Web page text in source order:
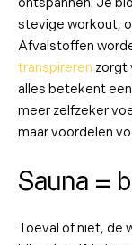
stevige workout,
Afvalstoffen
transpireren zorgt
alles betekent
meer zelfzeker
maar voordelen
Sauna =
Toeval of niet, de